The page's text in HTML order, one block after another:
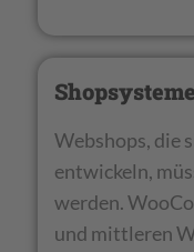
Webshops, die
entwickeln,
werden.
und mittleren